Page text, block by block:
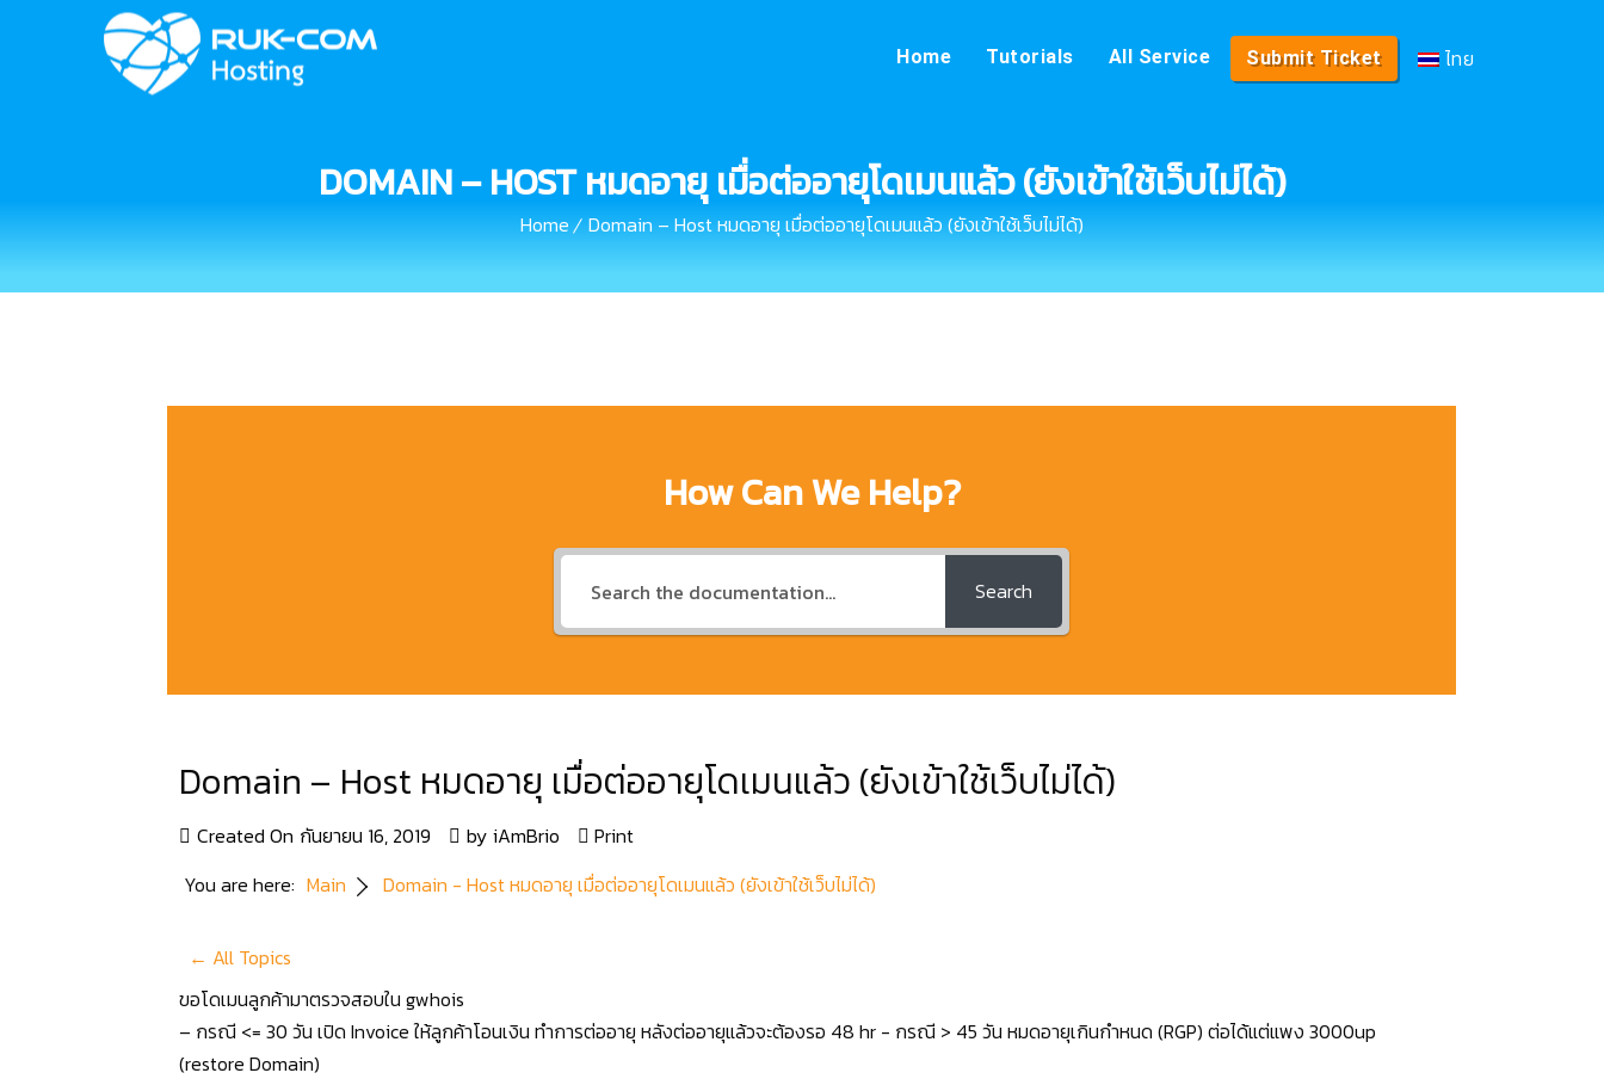
Home Tutorials All Service Submit Ticket ไทย
DOMAIN – HOST หมดอายุ เมื่อต่ออายุโดเมนแล้ว (ยังเข้าใช้เว็บไม่ได้)
Home Domain – Host หมดอายุ เมื่อต่ออายุโดเมนแล้ว (ยังเข้าใช้เว็บไม่ได้)
How Can We Help?
Search
Domain – Host หมดอายุ เมื่อต่ออายุโดเมนแล้ว (ยังเข้าใช้เว็บไม่ได้)
Created On กันยายน 16, 2019 by iAmBrio
Print
You are here: Main Domain - Host หมดอายุ เมื่อต่ออายุโดเมนแล้ว (ยังเข้าใช้เว็บไม่ได้)
← All Topics
ขอโดเมนลูกค้ามาตรวจสอบใน gwhois
– กรณี <= 30 วัน เปิด Invoice ให้ลูกค้าโอนเงิน ทำการต่ออายุ หลังต่ออายุแล้วจะต้องรอ 48 hr - กรณี > 45 วัน หมดอายุเกินกำหนด (RGP) ต่อได้แต่แพง 3000up
(restore Domain)